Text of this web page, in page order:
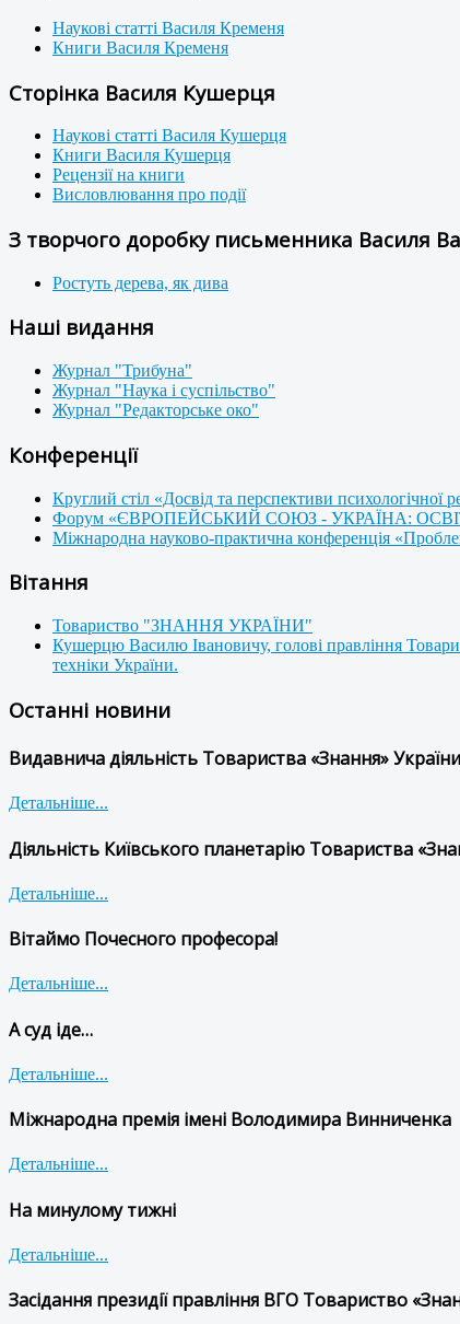
Наукові статті Василя Кременя
Книги Василя Кременя
Сторінка Василя Кушерця
Наукові статті Василя Кушерця
Книги Василя Кушерця
Рецензії на книги
Висловлювання про події
З творчого доробку письменника Василя
Ростуть дерева, як дива
Наші видання
Журнал "Трибуна"
Журнал "Наука і суспільство"
Журнал "Редакторське око"
Конференції
Круглий стіл «Досвід та перспективи психологічної
Форум «ЄВРОПЕЙСЬКИЙ СОЮЗ - УКРАЇНА:
Міжнародна науково-практична конференція
Вітання
Товариство "ЗНАННЯ УКРАЇНИ"
Кушерцю Василю Івановичу, голові правління
техніки України.
Останні новини
Видавнича діяльність Товариства «Знання» України
Детальніше...
Діяльність Київського планетарію Товариства
Детальніше...
Вітаймо Почесного професора!
Детальніше...
А суд іде…
Детальніше...
Міжнародна премія імені Володимира Винниченка
Детальніше...
На минулому тижні
Детальніше...
Засідання президії правління ВГО Товариство